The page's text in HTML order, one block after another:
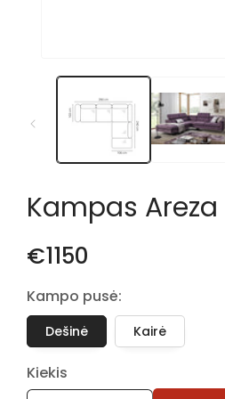
mediją
modaliniame
Kampas Areza
€1150
Kampo pusė:
Dešinė Kairė
Kiekis